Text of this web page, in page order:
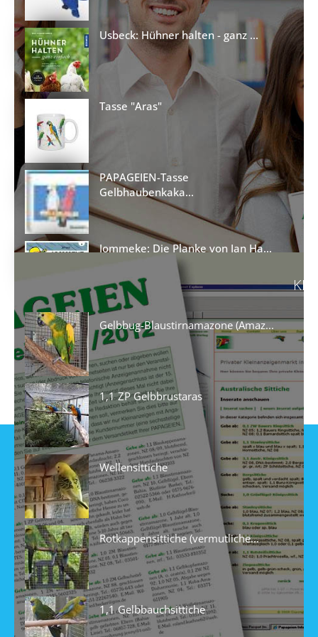
Usbeck: Hühner halten - ganz ...
Tasse "Aras"
PAPAGEIEN-Tasse
Gelbhaubenkaka...
Jommeke: Die Planke von Jan Ha...
Gelbbug-Blaustirnamazone (Amaz...
1,1 ZP Gelbbrustaras
Wellensittiche
Rotkappensittiche (vermutliche...
1,1 Gelbbauchsittiche